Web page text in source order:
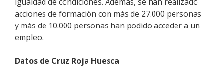
acciones de formación con más de 27.000 personas
y más de 10.000 personas han podido acceder a un
empleo.
Datos de Cruz Roja Huesca